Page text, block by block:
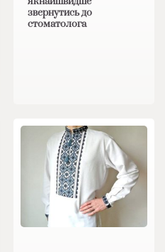
звернутись до
стоматолога